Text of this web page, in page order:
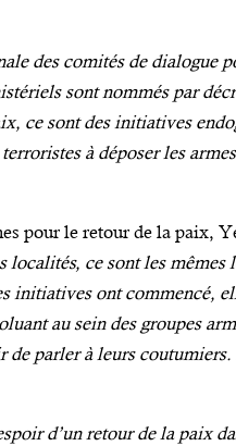
des comités de dialogue
sont nommés par
ce sont des initiatives
à déposer les armes
pour le retour de la paix,
localités, ce sont les mêmes
initiatives ont commencé,
au sein des groupes
parler à leurs
d’un retour de la paix